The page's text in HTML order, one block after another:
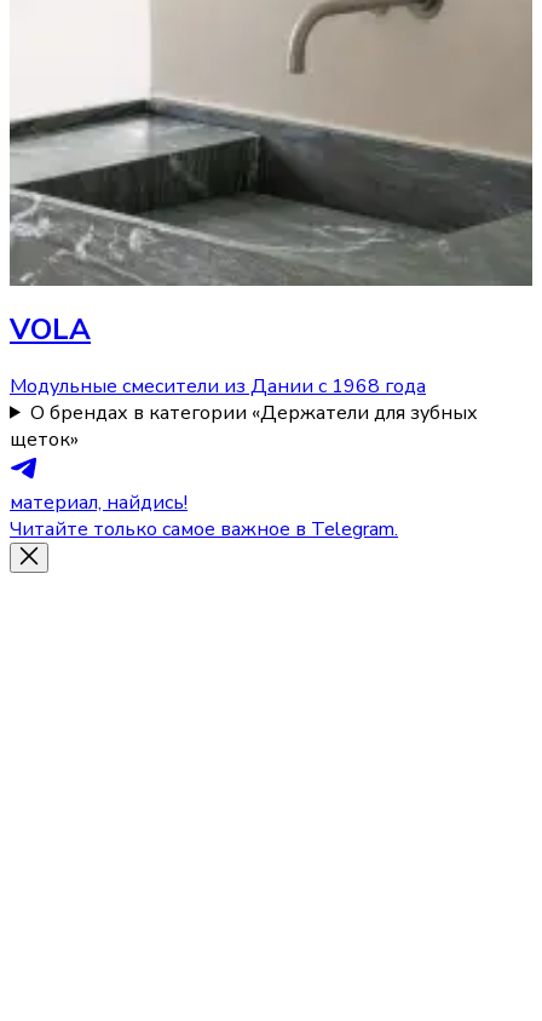
VOLA
Модульные смесители из Дании с 1968 года
О брендах в категории «Держатели для зубных
щеток»
материал, найдись!
Читайте только самое важное в Telegram.